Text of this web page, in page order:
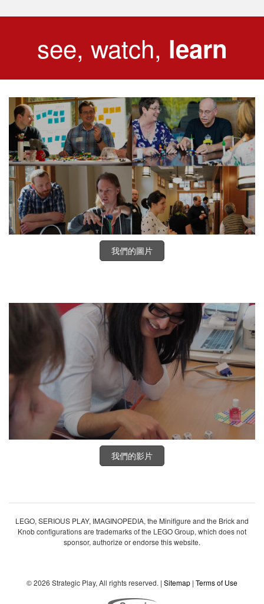
see, watch, learn
我們的圖片
我們的影片
LEGO, SERIOUS PLAY, IMAGINOPEDIA, the Minifigure and the Brick and
Knob configurations are trademarks of the LEGO Group, which does not
sponsor, authorize or endorse this website.
© 2026 Strategic Play, All rights reserved. | Sitemap | Terms of Use